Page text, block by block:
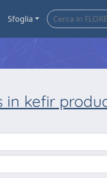
Sfoglia
in kefir